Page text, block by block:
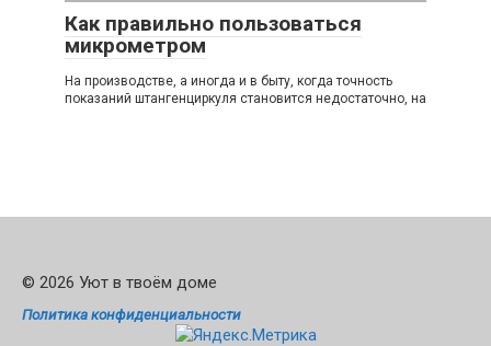
Как правильно пользоваться
микрометром
На производстве, а иногда и в быту, когда точность
показаний штангенциркуля становится недостаточно, на
© 2026 Уют в твоём доме
Политика конфиденциальности